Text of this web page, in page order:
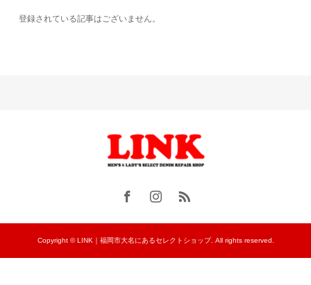
登録されている記事はございません。
Copyright © LINK｜福岡市大名にあるセレクトショップ. All rights reserved.